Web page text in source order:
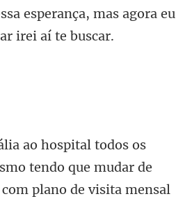
esperança, mas agora eu
os
tendo que mudar de